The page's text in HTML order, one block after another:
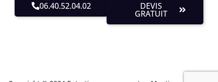
06.40.52.04.02 DEVIS
GRATUIT